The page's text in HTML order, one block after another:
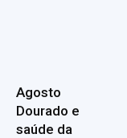
Agosto
Dourado e
saúde da